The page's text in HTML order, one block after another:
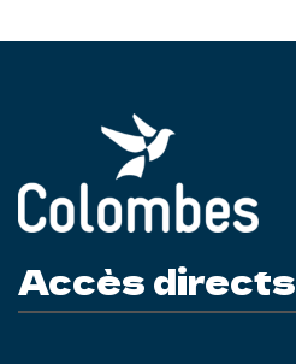
Accès directs